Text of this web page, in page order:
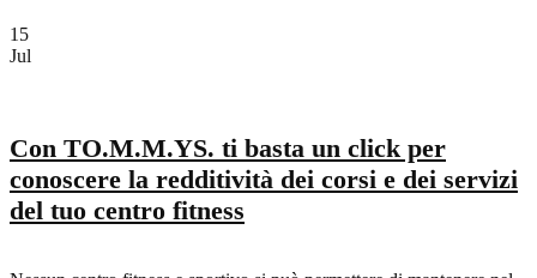
15
Jul
Con TO.M.M.YS. ti basta un click per
conoscere la redditività dei corsi e dei servizi
del tuo centro fitness